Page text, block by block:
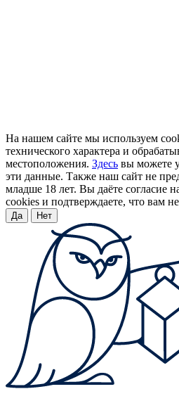
На нашем сайте мы используем
технического характера и
местоположения. Здесь вы можете
эти данные. Также наш сайт не
младше 18 лет. Вы даёте согласие
cookies и подтверждаете, что вам
Да Нет